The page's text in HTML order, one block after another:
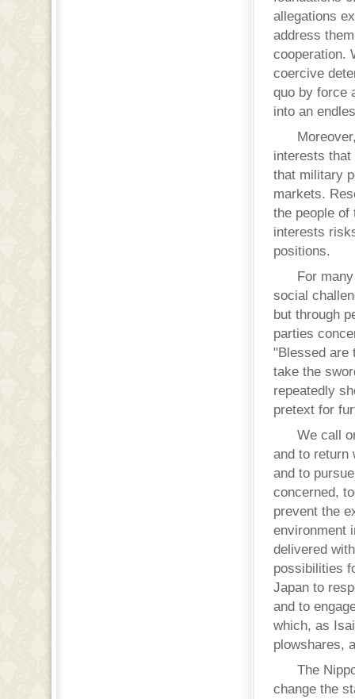
allegations
address
cooperation.
coercive
quo by force
into an
interests
that military
markets.
the people
interests
positions.
For
social
but through
parties
"Blessed are
take the
repeatedly
pretext for
We call
and to return
and to
concerned,
prevent the
environment
delivered
possibilities
Japan to
and to
which, as
plowshares,
The
change the